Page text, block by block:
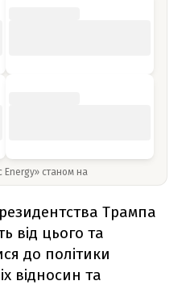
Energy» станом на
Трампа
від цього та
до політики
відносин та